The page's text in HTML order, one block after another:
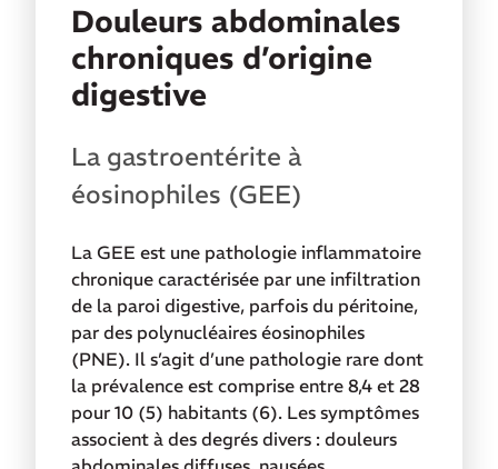
Douleurs abdominales
chroniques d’origine
digestive
La gastroentérite à
éosinophiles (GEE)
La GEE est une pathologie inflammatoire
chronique caractérisée par une infiltration
de la paroi digestive, parfois du péritoine,
par des polynucléaires éosinophiles
(PNE). Il s’agit d’une pathologie rare dont
la prévalence est comprise entre 8,4 et 28
pour 10 (5) habitants (6). Les symptômes
associent à des degrés divers : douleurs